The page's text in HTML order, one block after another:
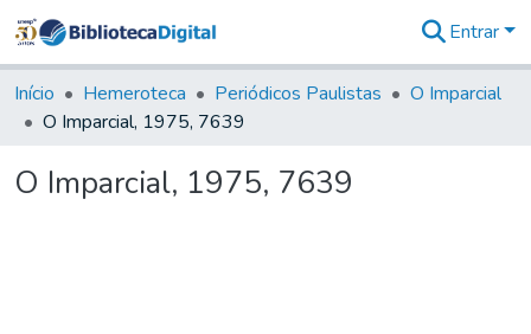
&
Coleções
Tudo na
Digital
Entrar
Início Hemeroteca Periódicos Paulistas
O Imparcial
O Imparcial, 1975, 7639
O Imparcial, 1975, 7639